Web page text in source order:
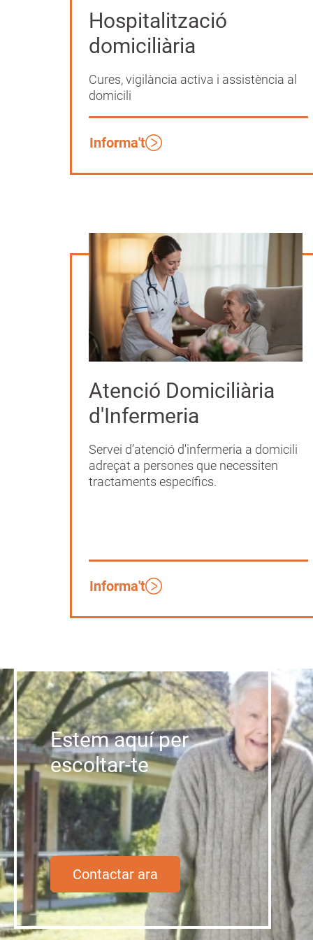
Hospitalització
domiciliària
Cures, vigilància activa i assistència al
domicili
Informa't
Atenció Domiciliària
d'Infermeria
Servei d’atenció d'infermeria a domicili
adreçat a persones que necessiten
tractaments específics.
Informa't
Estem aquí per
escoltar-te
Contactar ara